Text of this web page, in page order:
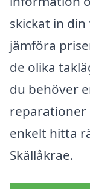
skickat in
jämföra
de olika
du behöver
reparationer
enkelt hitta
Skällåkrae.